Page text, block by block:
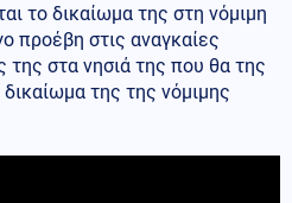
το δικαίωμα της στη νόμιμη
προέβη στις αναγκαίες
στα νησιά της που θα της
της της νόμιμης